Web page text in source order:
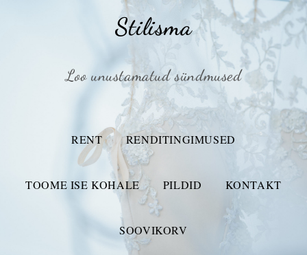
Stilisma
Loo unustamatud sündmused
RENT RENDITINGIMUSED
TOOME ISE KOHALE PILDID KONTAKT
SOOVIKORV